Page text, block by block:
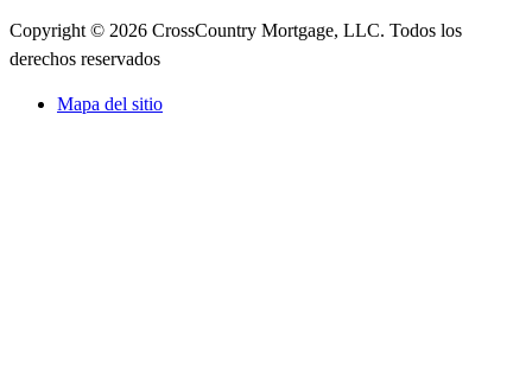
Copyright © 2026 CrossCountry Mortgage, LLC. Todos los
derechos reservados
Mapa del sitio